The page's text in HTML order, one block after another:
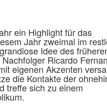
ein Highlight für das
Jahr zweimal im
Idee des
Ricardo
eigenen Akzenten
die Kontakte der
treffe sich zu einem